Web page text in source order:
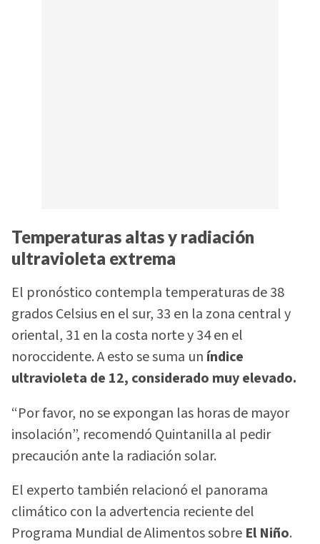
Temperaturas altas y radiación
ultravioleta extrema
El pronóstico contempla temperaturas de 38
grados Celsius en el sur, 33 en la zona central y
oriental, 31 en la costa norte y 34 en el
noroccidente. A esto se suma un índice
ultravioleta de 12, considerado muy elevado.
“Por favor, no se expongan las horas de mayor
insolación”, recomendó Quintanilla al pedir
precaución ante la radiación solar.
El experto también relacionó el panorama
climático con la advertencia reciente del
Programa Mundial de Alimentos sobre El Niño.